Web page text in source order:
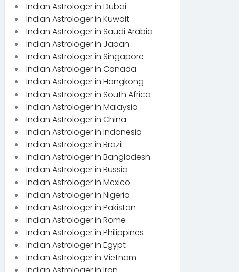
Indian Astrologer in Dubai
Indian Astrologer in Kuwait
Indian Astrologer in Saudi Arabia
Indian Astrologer in Japan
Indian Astrologer in Singapore
Indian Astrologer in Canada
Indian Astrologer in Hongkong
Indian Astrologer in South Africa
Indian Astrologer in Malaysia
Indian Astrologer in China
Indian Astrologer in Indonesia
Indian Astrologer in Brazil
Indian Astrologer in Bangladesh
Indian Astrologer in Russia
Indian Astrologer in Mexico
Indian Astrologer in Nigeria
Indian Astrologer in Pakistan
Indian Astrologer in Rome
Indian Astrologer in Philippines
Indian Astrologer in Egypt
Indian Astrologer in Vietnam